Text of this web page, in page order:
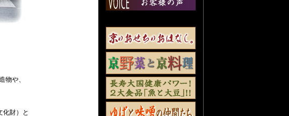
物や、
化財）と